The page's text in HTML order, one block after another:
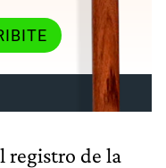
registro de la